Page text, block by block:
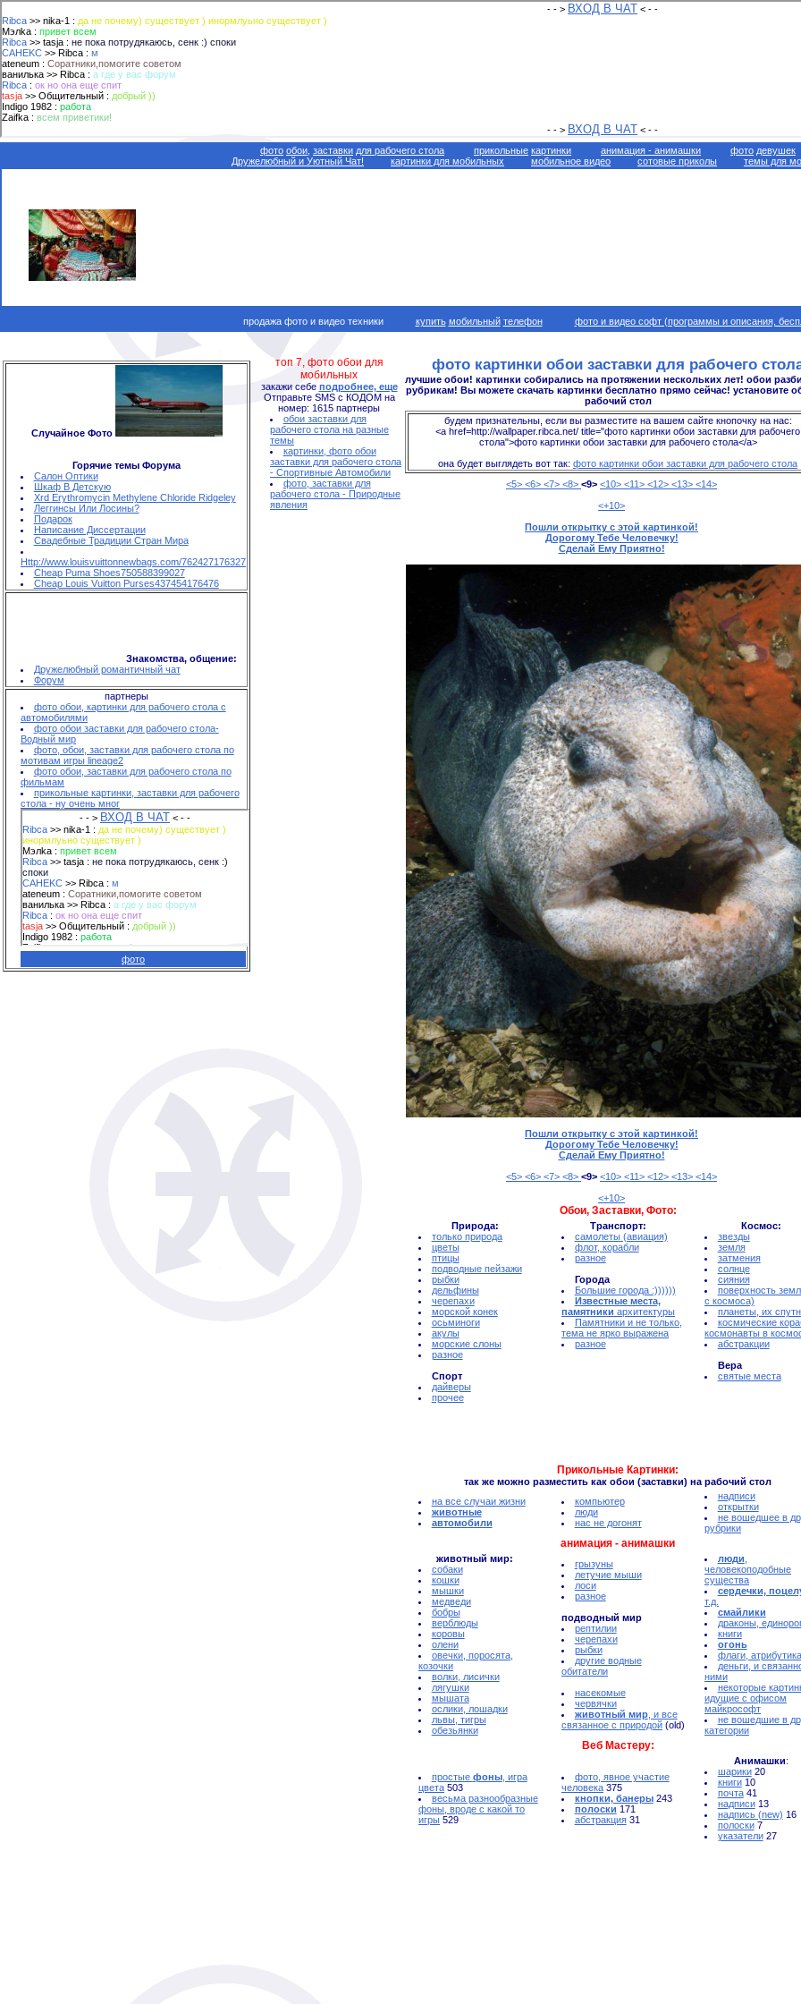
фото обои, заставки для рабочего стола прикольные картинки анимация - анимашки фото девушек
Дружелюбный и Уютный Чат!
картинки для мобильных мобильное видео сотовые приколы темы для
продажа фото и видео техники купить мобильный телефон фото и видео софт (программы и описания,
топ 7, фото обои для
мобильных
закажи себе подробнее, еще
Отправьте SMS с КОДОМ на
номер: 1615 партнеры
обои заставки для
рабочего стола на разные
темы
картинки, фото обои
заставки для рабочего стола
- Спортивные Автомобили
фото, заставки для
рабочего стола - Природные
явления
фото картинки обои заставки для рабочего
лучшие обои! картинки собирались на протяжении нескольких лет! обои
рубрикам! Вы можете скачать картинки бесплатно прямо сейчас! установите
рабочий стол
будем признательны, если вы разместите на вашем сайте кнопочку на нас:
<a href=http://wallpaper.ribca.net/ title="фото картинки обои заставки для рабочего
стола">фото картинки обои заставки для рабочего стола</a>
она будет выглядеть вот так: фото картинки обои заставки для рабочего стола
<5> <6> <7> <8> <9> <10> <11> <12> <13> <14>
<+10>
Пошли открытку с этой картинкой!
Дорогому Тебе Человечку!
Сделай Ему Приятно!
Пошли открытку с этой картинкой!
Дорогому Тебе Человечку!
Сделай Ему Приятно!
<5> <6> <7> <8> <9> <10> <11> <12> <13> <14>
<+10>
Обои, Заставки, Фото:
Природа:
только природа
цветы
птицы
подводные пейзажи
рыбки
дельфины
черепахи
морской конек
осьминоги
акулы
морские слоны
разное
Спорт
дайверы
прочее
Транспорт:
самолеты (авиация)
флот, корабли
разное
Города
Большие города :))))))
Известные места,
памятники архитектуры
Памятники и не только,
тема не ярко выражена
разное
Космос:
звезды
земля
затмения
солнце
сияния
поверхность
с космоса)
планеты, их
космические
космонавты в
абстракции
Вера
святые места
Прикольные Картинки:
так же можно разместить как обои (заставки) на рабочий стол
на все случаи жизни
животные
автомобили
компьютер
люди
нас не догонят
надписи
открытки
не вошедшее в
рубрики
анимация - анимашки
животный мир:
собаки
кошки
мышки
медведи
бобры
верблюды
коровы
олени
овечки, поросята,
козочки
волки, лисички
лягушки
мышата
ослики, лошадки
львы, тигры
обезьянки
грызуны
летучие мыши
лоси
разное
подводный мир
рептилии
черепахи
рыбки
другие водные
обитатели
насекомые
червячки
животный мир, и все
связанное с природой (old)
люди
человекоподобные
существа
сердечки,
т.д.
смайлики
драконы,
книги
огонь
флаги, атрибутика
деньги, и
ними
некоторые
идущие с офисом
майкрософт
не вошедшие в
категории
Веб Мастеру:
простые фоны, игра
цвета 503
весьма разнообразные
фоны, вроде с какой то
игры 529
фото, явное участие
человека 375
кнопки, банеры243
полоски 171
абстракция31
Анимашки:
шарики20
книги10
почта41
надписи13
надпись (new) 16
полоски7
указатели27
Случайное Фото
Горячие темы Форума
Салон Оптики
Шкаф В Детскую
Xrd Erythromycin Methylene Chloride Ridgeley
Леггинсы Или Лосины?
Подарок
Написание Диссертации
Свадебные Традиции Стран Мира
Http://www.louisvuittonnewbags.com/762427176327
Cheap Puma Shoes750588399027
Cheap Louis Vuitton Purses437454176476
Знакомства, общение:
Дружелюбный романтичный чат
Форум
партнеры
фото обои, картинки для рабочего стола с
автомобилями
фото обои заставки для рабочего стола-
Водный мир
фото, обои, заставки для рабочего стола по
мотивам игры lineage2
фото обои, заставки для рабочего стола по
фильмам
прикольные картинки, заставки для рабочего
стола - ну очень мног
фото